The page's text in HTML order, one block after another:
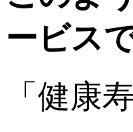
ービス
「健康